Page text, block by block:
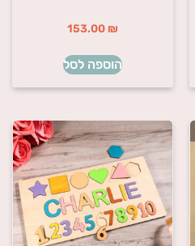
153.00 ₪
הוספה לסל